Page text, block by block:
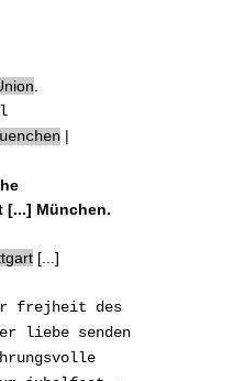
|
[...] München.
[...]
frejheit des
liebe senden